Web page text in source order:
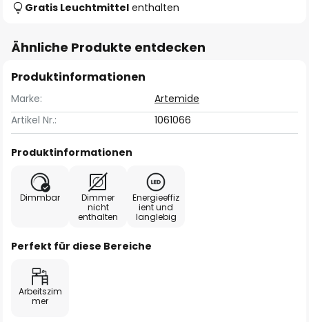
Gratis Leuchtmittel enthalten
Ähnliche Produkte entdecken
Produktinformationen
Marke:
Artemide
Artikel Nr.:
1061066
Produktinformationen
Dimmbar
Dimmer
nicht
enthalten
Energieeffiz
ient und
langlebig
Perfekt für diese Bereiche
Arbeitszim
mer